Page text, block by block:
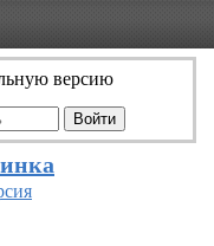
версию